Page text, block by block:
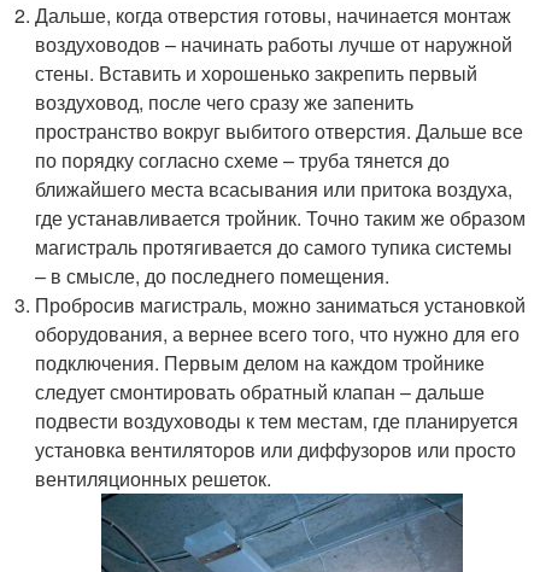
Дальше, когда отверстия готовы, начинается монтаж
воздуховодов – начинать работы лучше от наружной
стены. Вставить и хорошенько закрепить первый
воздуховод, после чего сразу же запенить
пространство вокруг выбитого отверстия. Дальше все
по порядку согласно схеме – труба тянется до
ближайшего места всасывания или притока воздуха,
где устанавливается тройник. Точно таким же образом
магистраль протягивается до самого тупика системы
– в смысле, до последнего помещения.
Пробросив магистраль, можно заниматься установкой
оборудования, а вернее всего того, что нужно для его
подключения. Первым делом на каждом тройнике
следует смонтировать обратный клапан – дальше
подвести воздуховоды к тем местам, где планируется
установка вентиляторов или диффузоров или просто
вентиляционных решеток.